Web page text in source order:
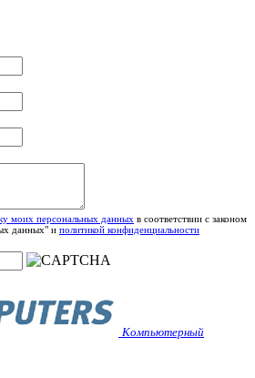
моих персональных данных в соответствии с законом
данных" и политикой конфиденциальности
Компьютерный